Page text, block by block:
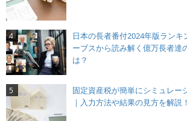
4
日本の長者番付2024年版ランキ
ーブスから読み解く億万長者達
は？
5
固定資産税が簡単にシミュレー
｜入力方法や結果の見方を解説！